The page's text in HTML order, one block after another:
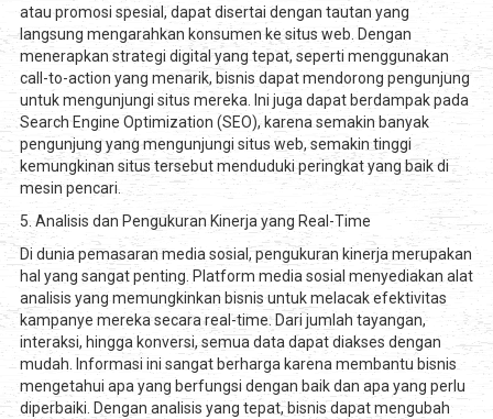
atau promosi spesial, dapat disertai dengan tautan yang
langsung mengarahkan konsumen ke situs web. Dengan
menerapkan strategi digital yang tepat, seperti menggunakan
call-to-action yang menarik, bisnis dapat mendorong pengunjung
untuk mengunjungi situs mereka. Ini juga dapat berdampak pada
Search Engine Optimization (SEO), karena semakin banyak
pengunjung yang mengunjungi situs web, semakin tinggi
kemungkinan situs tersebut menduduki peringkat yang baik di
mesin pencari.
5. Analisis dan Pengukuran Kinerja yang Real-Time
Di dunia pemasaran media sosial, pengukuran kinerja merupakan
hal yang sangat penting. Platform media sosial menyediakan alat
analisis yang memungkinkan bisnis untuk melacak efektivitas
kampanye mereka secara real-time. Dari jumlah tayangan,
interaksi, hingga konversi, semua data dapat diakses dengan
mudah. Informasi ini sangat berharga karena membantu bisnis
mengetahui apa yang berfungsi dengan baik dan apa yang perlu
diperbaiki. Dengan analisis yang tepat, bisnis dapat mengubah